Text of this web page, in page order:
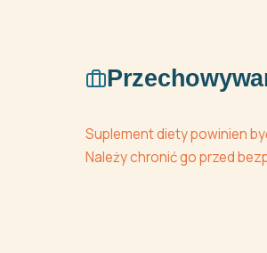
Suplement diety powinien
Należy chronić go przed